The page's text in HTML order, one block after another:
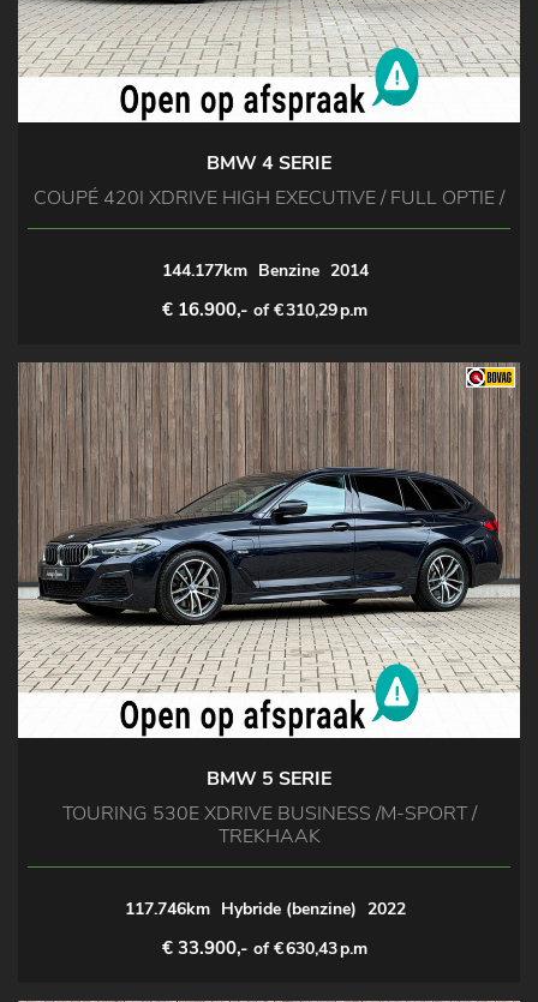
BMW 4 SERIE
COUPÉ 420I XDRIVE HIGH EXECUTIVE / FULL OPTIE /
144.177km Benzine 2014
€ 16.900,- of €310,29p.m
BMW 5 SERIE
TOURING 530E XDRIVE BUSINESS /M-SPORT /
TREKHAAK
117.746km Hybride (benzine) 2022
€ 33.900,- of €630,43p.m